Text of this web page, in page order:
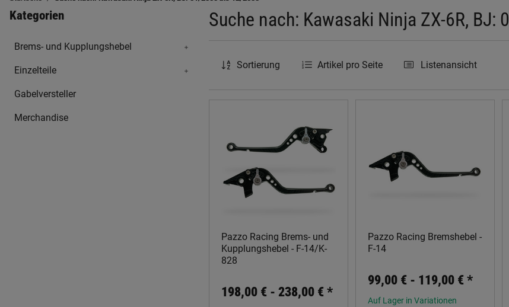
Suche nach: Kawasaki Ninja ZX-6R,
Sortierung Artikel pro Seite Listenansicht
Pazzo Racing Brems- und
Kupplungshebel - F-14/K-
828
198,00 € - 238,00 €*
Pazzo Racing Bremshebel -
F-14
99,00 € - 119,00 €*
Auf Lager in Variationen
Kategorien
Brems- und Kupplungshebel
Einzelteile
Gabelversteller
Merchandise